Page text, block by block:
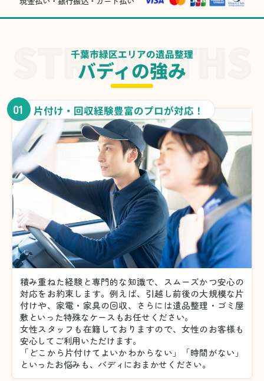
千葉市緑区エリアの遺品整理
バディの強み
01 片付け・回収経験豊富のプロが対応！
積み重ねた経験と専門的な知識で、スムーズかつ安心の
対応をお約束します。例えば、引越し前後の大規模な片
付けや、家電・家具の回収、さらには遺品整理・ゴミ屋
敷といった特殊なケースもお任せください。
女性スタッフも在籍しておりますので、女性のお客様も
安心してご利用いただけます。
「どこから片付けてよいかわからない」「時間がない」
といったお悩みも、バディにおまかせください。